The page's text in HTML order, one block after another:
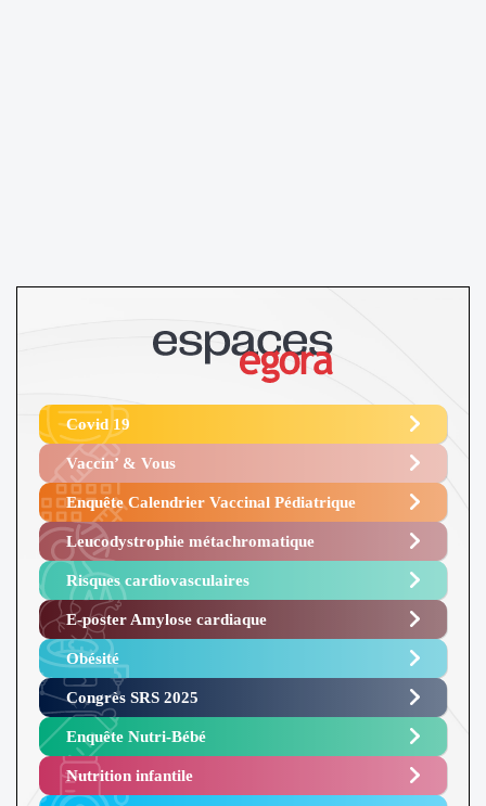
Covid 19
Vaccin’ & Vous
Enquête Calendrier Vaccinal Pédiatrique
Leucodystrophie métachromatique
Risques cardiovasculaires
E-poster Amylose cardiaque ​
Obésité ​
Congrès SRS 2025 ​
Enquête Nutri-Bébé ​
Nutrition infantile